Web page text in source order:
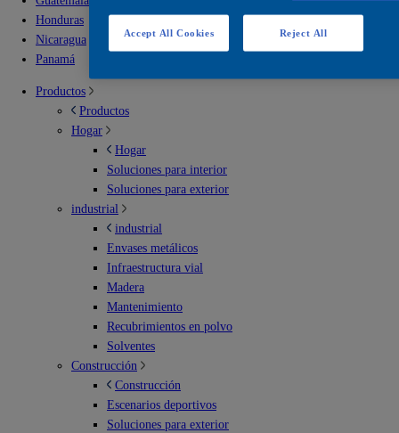
Honduras
Nicaragua
Panamá
Productos
Productos
Hogar
Hogar
Soluciones para interior
Soluciones para exterior
industrial
industrial
Envases metálicos
Infraestructura vial
Madera
Mantenimiento
Recubrimientos en polvo
Solventes
Construcción
Construcción
Escenarios deportivos
Soluciones para exterior
Reject All
Accept All Cookies